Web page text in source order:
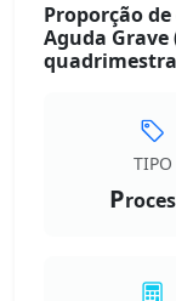
Proporção
Aguda Grave
TIPO
P